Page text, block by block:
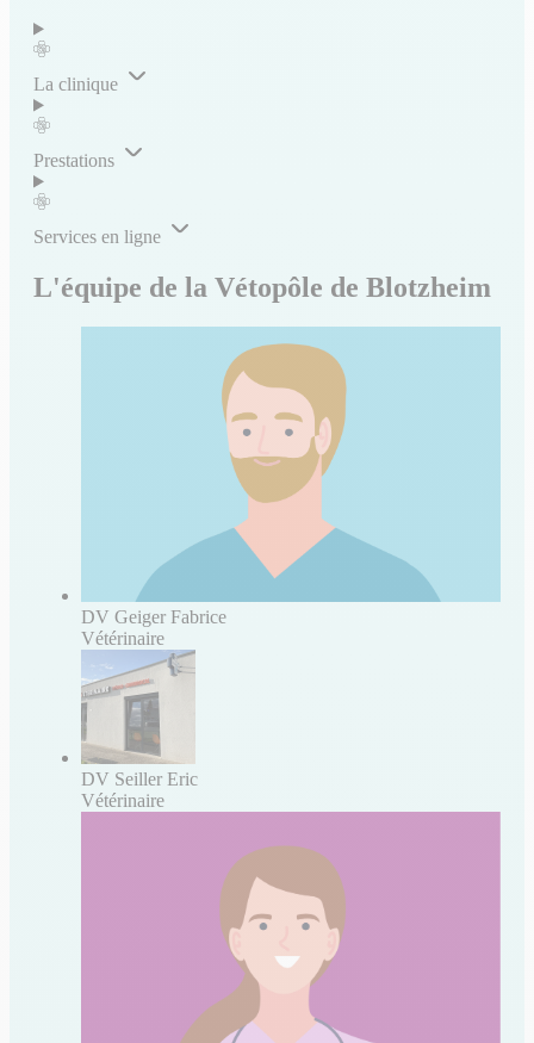
La clinique
Prestations
Services en ligne
L'équipe de la Vétopôle de Blotzheim
DV Geiger Fabrice
Vétérinaire
DV Seiller Eric
Vétérinaire